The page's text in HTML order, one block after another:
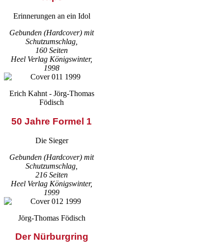
Erinnerungen an ein Idol
Gebunden (Hardcover) mit
Schutzumschlag,
160 Seiten
Heel Verlag Königswinter,
1998
Erich Kahnt - Jörg-Thomas
Födisch
50 Jahre Formel 1
Die Sieger
Gebunden (Hardcover) mit
Schutzumschlag,
216 Seiten
Heel Verlag Königswinter,
1999
Jörg-Thomas Födisch
Der Nürburgring